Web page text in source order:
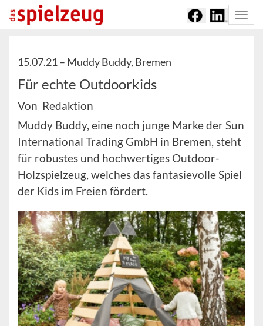
15.07.21 – Muddy Buddy, Bremen
Für echte Outdoorkids
Von Redaktion
Muddy Buddy, eine noch junge Marke der Sun
International Trading GmbH in Bremen, steht
für robustes und hochwertiges Outdoor-
Holzspielzeug, welches das fantasievolle Spiel
der Kids im Freien fördert.